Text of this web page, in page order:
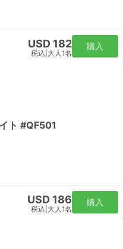
USD 182
税込 大人1名
購入
ト #QF501
USD 186
税込 大人1名
購入